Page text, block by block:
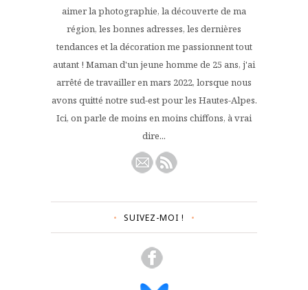
aimer la photographie, la découverte de ma
région, les bonnes adresses, les dernières
tendances et la décoration me passionnent tout
autant ! Maman d'un jeune homme de 25 ans, j'ai
arrêté de travailler en mars 2022, lorsque nous
avons quitté notre sud-est pour les Hautes-Alpes.
Ici, on parle de moins en moins chiffons, à vrai
dire...
SUIVEZ-MOI !